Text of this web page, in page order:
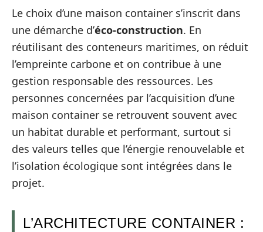
Le choix d’une maison container s’inscrit dans
une démarche d’éco-construction. En
réutilisant des conteneurs maritimes, on réduit
l’empreinte carbone et on contribue à une
gestion responsable des ressources. Les
personnes concernées par l’acquisition d’une
maison container se retrouvent souvent avec
un habitat durable et performant, surtout si
des valeurs telles que l’énergie renouvelable et
l’isolation écologique sont intégrées dans le
projet.
L’ARCHITECTURE CONTAINER :